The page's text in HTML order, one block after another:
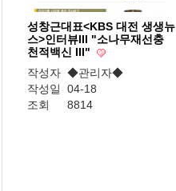
성창근대표<KBS 대전 생생뉴
스>인터뷰III "소나무재선충
천적백신 III"
작성자 ◆관리자◆
작성일
04-18
조회
8814